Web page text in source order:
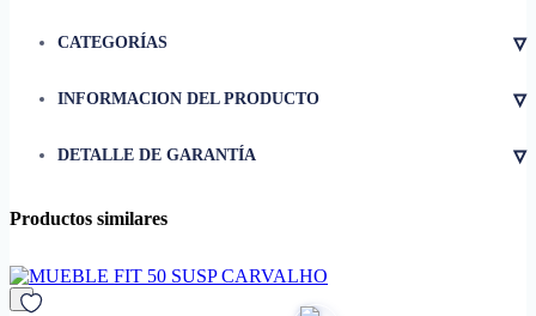
CATEGORÍAS ▿
INFORMACION DEL PRODUCTO ▿
• Lavabo de cerámica
incluidos
• Montaje suspendido
DETALLE DE GARANTÍA ▿
Productos similares